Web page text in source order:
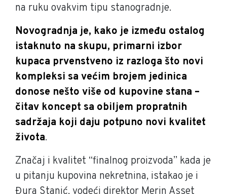
na ruku ovakvim tipu stanogradnje.
Novogradnja je, kako je između ostalog
istaknuto na skupu, primarni izbor
kupaca prvenstveno iz razloga što novi
kompleksi sa većim brojem jedinica
donose nešto više od kupovine stana –
čitav koncept sa obiljem propratnih
sadržaja koji daju potpuno novi kvalitet
života.
Značaj i kvalitet “finalnog proizvoda” kada je
u pitanju kupovina nekretnina, istakao je i